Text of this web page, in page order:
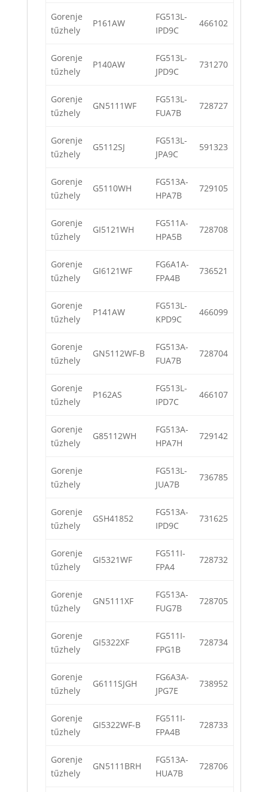
Gorenje
tűzhely
P161AW
FG513L-
IPD9C
466102
Gorenje
tűzhely
P140AW
FG513L-
JPD9C
731270
Gorenje
tűzhely
GN5111WF
FG513L-
FUA7B
728727
Gorenje
tűzhely
G5112SJ
FG513L-
JPA9C
591323
Gorenje
tűzhely
G5110WH
FG513A-
HPA7B
729105
Gorenje
tűzhely
GI5121WH
FG511A-
HPA5B
728708
Gorenje
tűzhely
GI6121WF
FG6A1A-
FPA4B
736521
Gorenje
tűzhely
P141AW
FG513L-
KPD9C
466099
Gorenje
tűzhely
GN5112WF-B
FG513A-
FUA7B
728704
Gorenje
tűzhely
P162AS
FG513L-
IPD7C
466107
Gorenje
tűzhely
G85112WH
FG513A-
HPA7H
729142
Gorenje
tűzhely
FG513L-
JUA7B
736785
Gorenje
tűzhely
GSH41852
FG513A-
IPD9C
731625
Gorenje
tűzhely
GI5321WF
FG511I-
FPA4
728732
Gorenje
tűzhely
GN5111XF
FG513A-
FUG7B
728705
Gorenje
tűzhely
GI5322XF
FG511I-
FPG1B
728734
Gorenje
tűzhely
G6111SJGH
FG6A3A-
JPG7E
738952
Gorenje
tűzhely
GI5322WF-B
FG511I-
FPA4B
728733
Gorenje
tűzhely
GN5111BRH
FG513A-
HUA7B
728706